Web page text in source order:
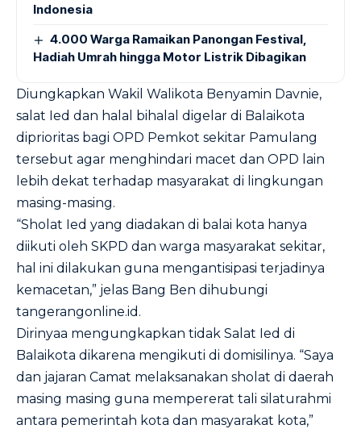
Indonesia
4.000 Warga Ramaikan Panongan Festival,
Hadiah Umrah hingga Motor Listrik Dibagikan
Diungkapkan Wakil Walikota Benyamin Davnie,
salat Ied dan halal bihalal digelar di Balaikota
diprioritas bagi OPD Pemkot sekitar Pamulang
tersebut agar menghindari macet dan OPD lain
lebih dekat terhadap masyarakat di lingkungan
masing-masing.
“Sholat Ied yang diadakan di balai kota hanya
diikuti oleh SKPD dan warga masyarakat sekitar,
hal ini dilakukan guna mengantisipasi terjadinya
kemacetan,” jelas Bang Ben dihubungi
tangerangonline.id.
Dirinyaa mengungkapkan tidak Salat Ied di
Balaikota dikarena mengikuti di domisilinya. “Saya
dan jajaran Camat melaksanakan sholat di daerah
masing masing guna mempererat tali silaturahmi
antara pemerintah kota dan masyarakat kota,”